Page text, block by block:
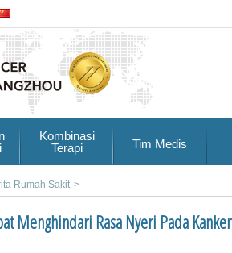
Kombinasi
Terapi
Tim Medis
Rumah Sakit >
Menghindari Rasa Nyeri Pada Kanker